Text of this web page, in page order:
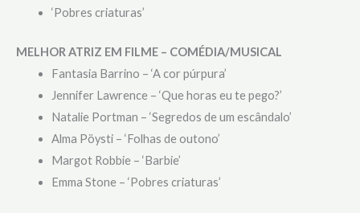
‘Pobres criaturas’
MELHOR ATRIZ EM FILME – COMÉDIA/MUSICAL
Fantasia Barrino – ‘A cor púrpura’
Jennifer Lawrence – ‘Que horas eu te pego?’
Natalie Portman – ‘Segredos de um escândalo’
Alma Pöysti – ‘Folhas de outono’
Margot Robbie – ‘Barbie’
Emma Stone – ‘Pobres criaturas’